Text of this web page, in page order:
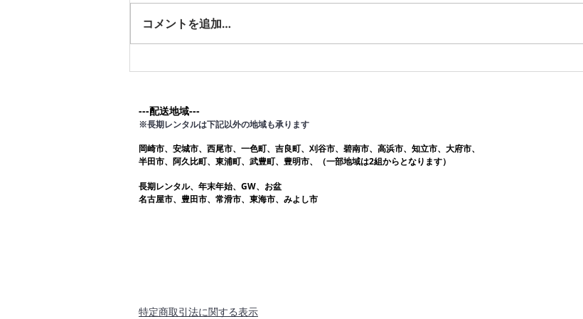
す。愛知ふとんレンタル ねむり
や
コメントを追加…
---配送地域---​
※長期レンタルは下記以外の地域も承ります
岡崎市、安城市、西尾市、一色町、吉良町、刈谷市、碧南市、高浜市、知立市、大府市​、
半田市、阿久比町、東浦町、武豊町、豊明市、（一部地域は2組からとなります）
長期レンタル、年末年始、GW、お盆
名古屋市、豊田市、常滑市、東海市、みよし市
​特定商取引法に関する表示